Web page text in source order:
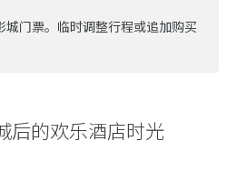
城门票。临时调整行程或追加购买
后的欢乐酒店时光